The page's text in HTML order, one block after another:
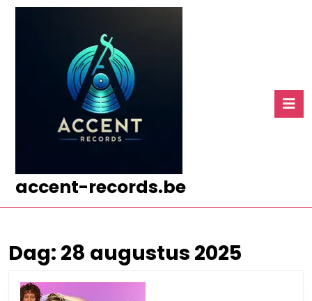
accent-records.be
Dag: 28 augustus 2025